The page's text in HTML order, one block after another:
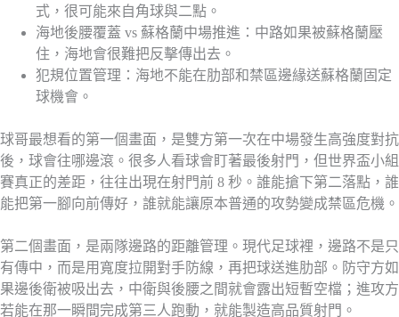
式，很可能來自角球與二點。
海地後腰覆蓋 vs 蘇格蘭中場推進：中路如果被蘇格蘭壓
住，海地會很難把反擊傳出去。
犯規位置管理：海地不能在肋部和禁區邊緣送蘇格蘭固定
球機會。
球哥最想看的第一個畫面，是雙方第一次在中場發生高強度對抗
後，球會往哪邊滾。很多人看球會盯著最後射門，但世界盃小組
賽真正的差距，往往出現在射門前 8 秒。誰能搶下第二落點，誰
能把第一腳向前傳好，誰就能讓原本普通的攻勢變成禁區危機。
第二個畫面，是兩隊邊路的距離管理。現代足球裡，邊路不是只
有傳中，而是用寬度拉開對手防線，再把球送進肋部。防守方如
果邊後衛被吸出去，中衛與後腰之間就會露出短暫空檔；進攻方
若能在那一瞬間完成第三人跑動，就能製造高品質射門。